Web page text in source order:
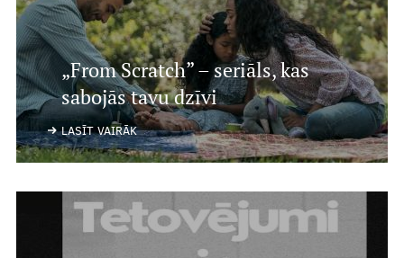
„From Scratch” – seriāls, kas
sabojās tavu dzīvi
LASĪT VAIRĀK